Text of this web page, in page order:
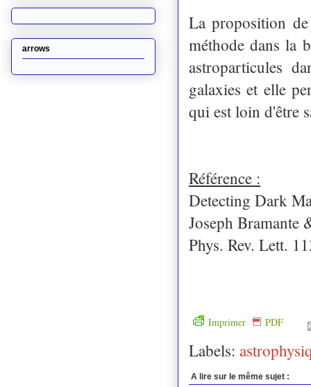
La proposition
méthode dans la
astroparticules
galaxies et elle
qui est loin d'être
Référence :
Detecting Dark
Joseph Bramante
Phys. Rev. Lett.
Imprimer PDF
Labels:
A lire sur le même sujet :
arrows